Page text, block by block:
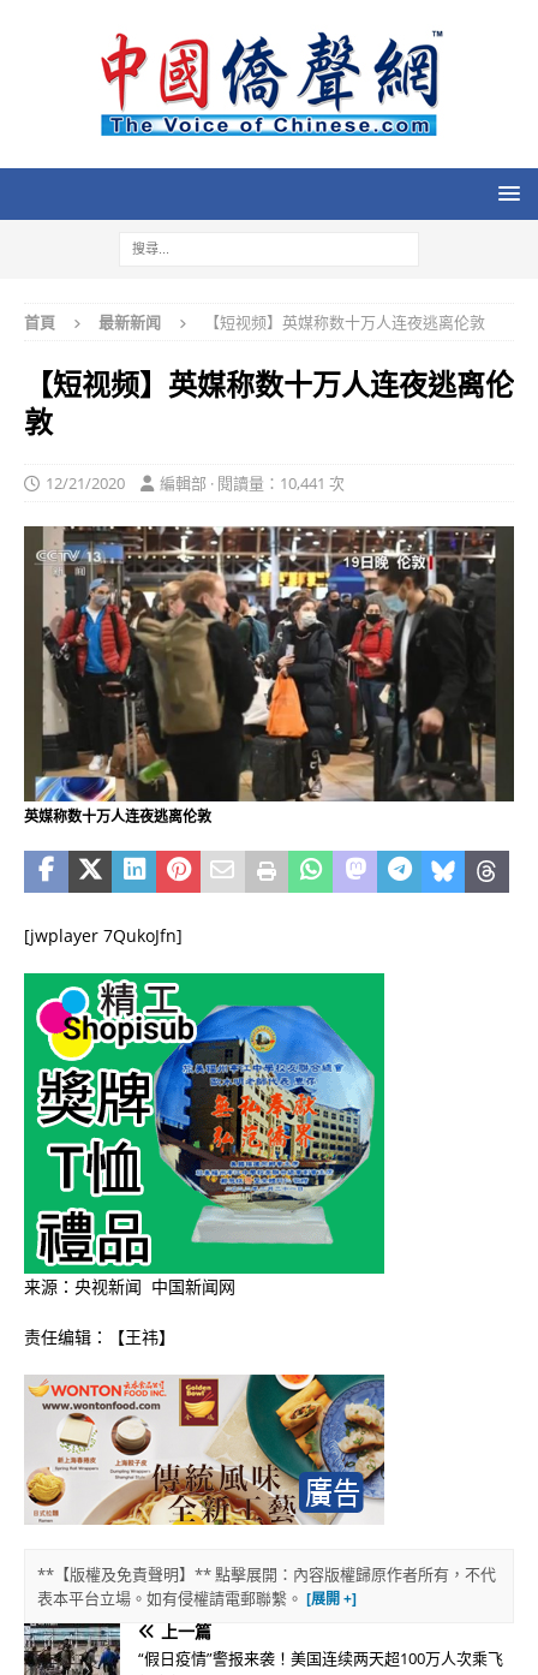
首頁 最新新闻 【短视频】英媒称数十万人连夜逃离伦敦
【短视频】英媒称数十万人连夜逃离伦
敦
12/21/2020 編輯部 · 閱讀量：10,441 次
英媒称数十万人连夜逃离伦敦
[jwplayer 7QukoJfn]
来源：央视新闻 中国新闻网
责任编辑：【王祎】
**【版權及免責聲明】** 點擊展開：內容版權歸原作者所有，不代
表本平台立場。如有侵權請電郵聯繫。
上一篇
“假日疫情”警报来袭！美国连续两天超100万人次乘飞